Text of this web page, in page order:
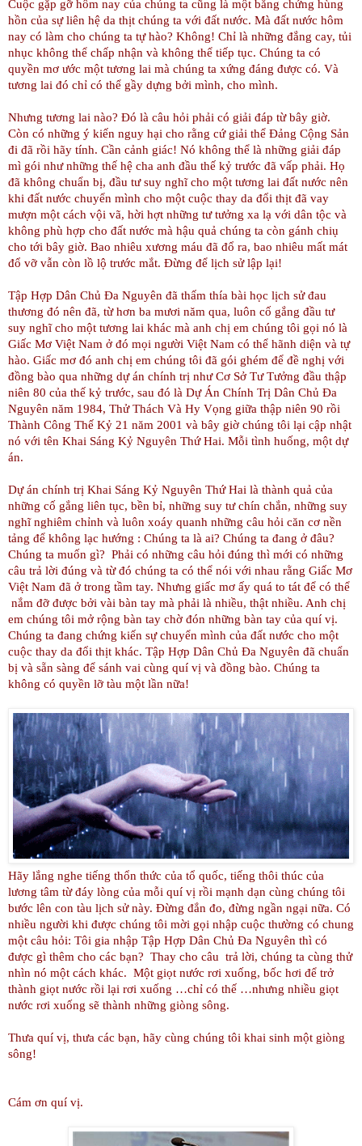
Cuộc gặp gỡ hôm nay của chúng ta cũng là một bằng chứng hùng
hồn của sự liên hệ da thịt chúng ta với đất nước. Mà đất nước hôm
nay có làm cho chúng ta tự hào? Không! Chỉ là những đắng cay, tủi
nhục không thể chấp nhận và không thể tiếp tục. Chúng ta có
quyền mơ ước một tương lai mà chúng ta xứng đáng được có. Và
tương lai đó chỉ có thể gầy dựng bởi mình, cho mình.
Nhưng tương lai nào? Đó là câu hỏi phải có giải đáp từ bây giờ.
Còn có những ý kiến nguy hại cho rằng cứ giải thể Đảng Cộng Sản
đi đã rồi hãy tính. Cần cảnh giác! Nó không thể là những giải đáp
mì gói như những thế hệ cha anh đầu thế kỷ trước đã vấp phải. Họ
đã không chuẩn bị, đầu tư suy nghĩ cho một tương lai đất nước nên
khi đất nước chuyển mình cho một cuộc thay da đổi thịt đã vay
mượn một cách vội vã, hời hợt những tư tưởng xa lạ với dân tộc và
không phù hợp cho đất nước mà hậu quả chúng ta còn gánh chiụ
cho tới bây giờ. Bao nhiêu xương máu đã đổ ra, bao nhiêu mất mát
đổ vỡ vẫn còn lồ lộ trước mắt. Đừng để lịch sử lập lại!
Tập Hợp Dân Chủ Đa Nguyên đã thấm thía bài học lịch sử đau
thương đó nên đã, từ hơn ba mươi năm qua, luôn cố gắng đầu tư
suy nghĩ cho một tương lai khác mà anh chị em chúng tôi gọi nó là
Giấc Mơ Việt Nam ở đó mọi người Việt Nam có thể hãnh diện và tự
hào. Giấc mơ đó anh chị em chúng tôi đã gói ghém để đề nghị với
đồng bào qua những dự án chính trị như Cơ Sở Tư Tưởng đầu thập
niên 80 của thế kỷ trước, sau đó là Dự Án Chính Trị Dân Chủ Đa
Nguyên năm 1984, Thử Thách Và Hy Vọng giữa thập niên 90 rồi
Thành Công Thế Kỷ 21 năm 2001 và bây giờ chúng tôi lại cập nhật
nó với tên Khai Sáng Kỷ Nguyên Thứ Hai. Mỗi tình huống, một dự
án.
Dự án chính trị Khai Sáng Kỷ Nguyên Thứ Hai là thành quả của
những cố gắng liên tục, bền bỉ, những suy tư chín chắn, những suy
nghĩ nghiêm chỉnh và luôn xoáy quanh những câu hỏi căn cơ nền
tảng để không lạc hướng : Chúng ta là ai? Chúng ta đang ở đâu?
Chúng ta muốn gì? Phải có những câu hỏi đúng thì mới có những
câu trả lời đúng và từ đó chúng ta có thể nói với nhau rằng Giấc Mơ
Việt Nam đã ở trong tầm tay. Nhưng giấc mơ ấy quá to tát để có thể
nắm đỡ được bởi vài bàn tay mà phải là nhiều, thật nhiều. Anh chị
em chúng tôi mở rộng bàn tay chờ đón những bàn tay của quí vị.
Chúng ta đang chứng kiến sự chuyển mình của đất nước cho một
cuộc thay da đổi thịt khác. Tập Hợp Dân Chủ Đa Nguyên đã chuẩn
bị và sẵn sàng để sánh vai cùng quí vị và đồng bào. Chúng ta
không có quyền lỡ tàu một lần nữa!
Hãy lắng nghe tiếng thổn thức của tổ quốc, tiếng thôi thúc của
lương tâm từ đáy lòng của mỗi quí vị rồi mạnh dạn cùng chúng tôi
bước lên con tàu lịch sử này. Đừng đắn đo, đừng ngần ngại nữa. Có
nhiều người khi được chúng tôi mời gọi nhập cuộc thường có chung
một câu hỏi: Tôi gia nhập Tập Hợp Dân Chủ Đa Nguyên thì có
được gì thêm cho các bạn? Thay cho câu trả lời, chúng ta cùng thử
nhìn nó một cách khác. Một giọt nước rơi xuống, bốc hơi để trở
thành giọt nước rồi lại rơi xuống …chỉ có thế …nhưng nhiều giọt
nước rơi xuống sẽ thành những giòng sông.
Thưa quí vị, thưa các bạn, hãy cùng chúng tôi khai sinh một giòng
sông!
Cám ơn quí vị.